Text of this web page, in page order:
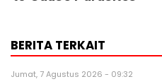
BERITA TERKAIT
Jumat, 7 Agustus 2026 - 09:32